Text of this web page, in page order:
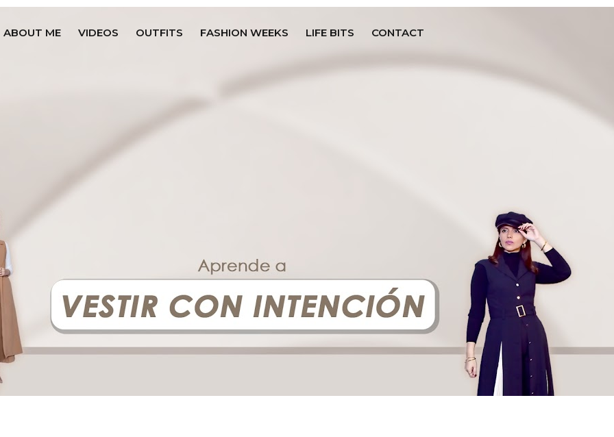
ABOUT ME VIDEOS OUTFITS FASHION WEEKS LIFE BITS CONTACT